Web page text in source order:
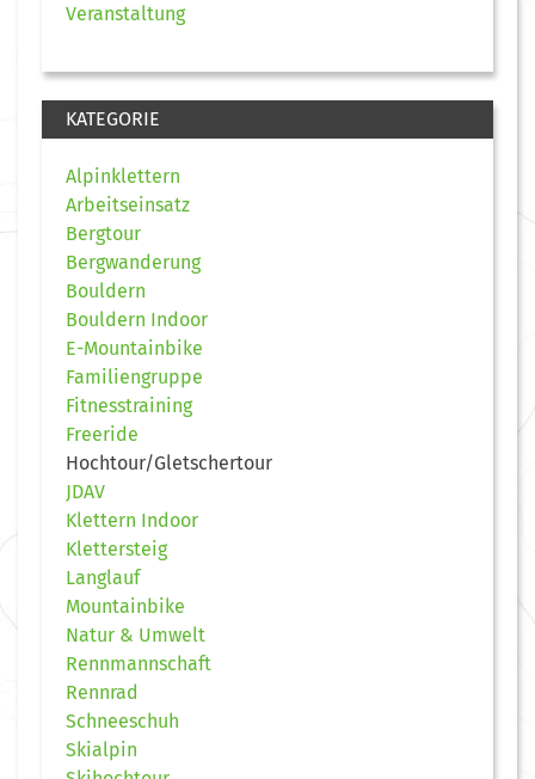
Veranstaltung
KATEGORIE
Alpinklettern
Arbeitseinsatz
Bergtour
Bergwanderung
Bouldern
Bouldern Indoor
E-Mountainbike
Familiengruppe
Fitnesstraining
Freeride
Hochtour/Gletschertour
JDAV
Klettern Indoor
Klettersteig
Langlauf
Mountainbike
Natur & Umwelt
Rennmannschaft
Rennrad
Schneeschuh
Skialpin